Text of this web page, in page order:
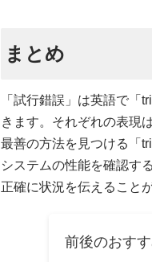
まとめ
「試行錯誤」は英語で「
きます。それぞれの表現
最善の方法を見つける「
システムの性能を確認す
正確に状況を伝えること
前後のおす